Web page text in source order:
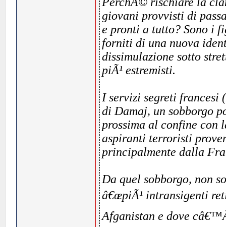
giovani provvisti di
e pronti a tutto? Sono i
forniti di una nuova
dissimulazione sotto
piÃ¹ estremisti.
I servizi segreti francesi
di Damaj, un sobborgo
prossima al confine
aspiranti terroristi
principalmente dalla
Da quel sobborgo, non
â€œpiÃ¹ intransigenti
Afganistan e dove